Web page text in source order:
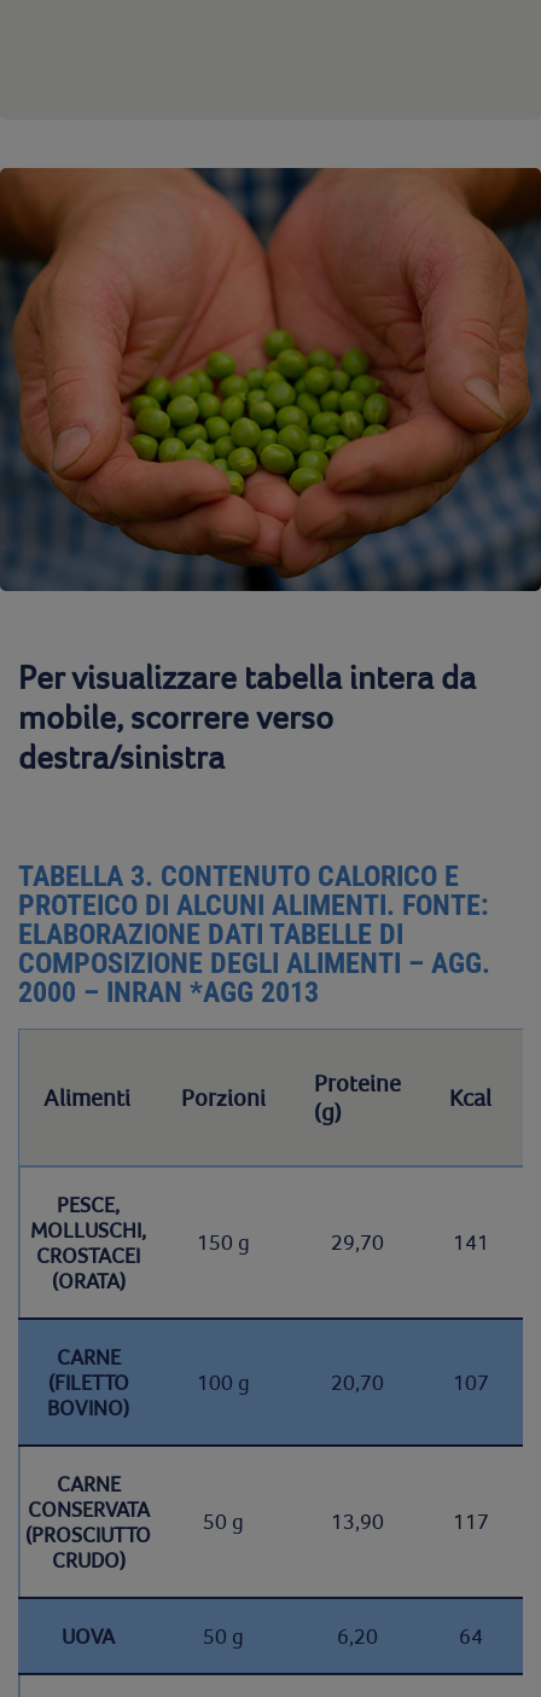
Per visualizzare tabella intera da
mobile, scorrere verso
destra/sinistra
TABELLA 3. CONTENUTO CALORICO E
PROTEICO DI ALCUNI ALIMENTI. FONTE:
ELABORAZIONE DATI TABELLE DI
COMPOSIZIONE DEGLI ALIMENTI – AGG.
2000 – INRAN *AGG 2013
Alimenti Porzioni
Proteine
(g)
Kcal
PESCE,
MOLLUSCHI,
CROSTACEI
(ORATA)
150 g 29,70 141
CARNE
(FILETTO
BOVINO)
100 g 20,70 107
CARNE
CONSERVATA
(PROSCIUTTO
CRUDO)
50 g 13,90 117
UOVA 50 g 6,20 64